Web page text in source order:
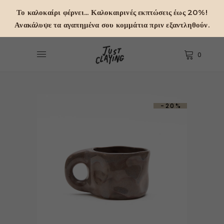
0
-20%
Το καλοκαίρι φέρνει... Καλοκαιρινές εκπτώσεις έως 20%!
Ανακάλυψε τα αγαπημένα σου κομμάτια πριν εξαντληθούν.